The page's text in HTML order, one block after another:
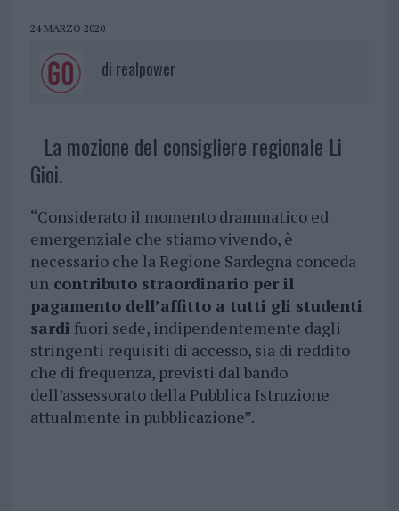
24 MARZO 2020
di realpower
La mozione del consigliere regionale Li
Gioi.
“Considerato il momento drammatico ed
emergenziale che stiamo vivendo, è
necessario che la Regione Sardegna conceda
uncontributo straordinario per il
pagamento dell’affitto a tutti gli studenti
sardi fuori sede, indipendentemente dagli
stringenti requisiti di accesso, sia di reddito
che di frequenza, previsti dal bando
dell’assessorato della Pubblica Istruzione
attualmente in pubblicazione”.